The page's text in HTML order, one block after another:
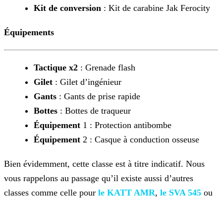
Kit de conversion : Kit de carabine Jak Ferocity
Équipements
Tactique x2 : Grenade flash
Gilet : Gilet d’ingénieur
Gants : Gants de prise rapide
Bottes : Bottes de traqueur
Équipement 1 : Protection antibombe
Équipement 2 : Casque à conduction osseuse
Bien évidemment, cette classe est à titre indicatif. Nous
vous rappelons au passage qu’il existe aussi d’autres
classes comme celle pour le KATT AMR, le SVA 545 ou